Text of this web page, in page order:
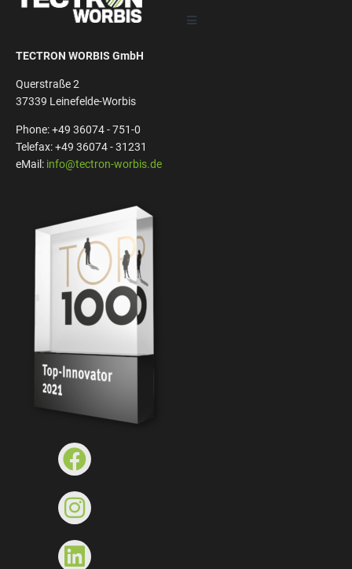
TECTRON WORBIS GmbH
Querstraße 2
37339 Leinefelde-Worbis
Phone: +49 36074 - 751-0
Telefax: +49 36074 - 31231
eMail: info@tectron-worbis.de